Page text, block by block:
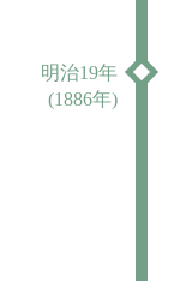
明治19年
(1886年)